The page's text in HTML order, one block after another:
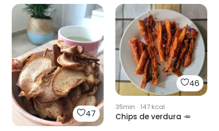
47
46
35min · 147kcal
Chips de verdura 🥕